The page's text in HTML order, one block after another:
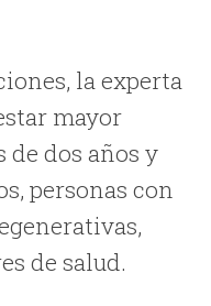
la experta
mayor
dos años y
personas con
de salud.